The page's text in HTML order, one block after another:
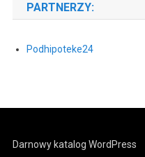
PARTNERZY:
Podhipoteke24
Darnowy katalog WordPress